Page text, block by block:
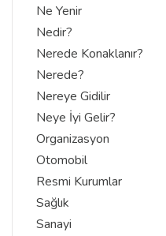
Ne Yenir
Nedir?
Nerede Konaklanır?
Nerede?
Nereye Gidilir
Neye İyi Gelir?
Organizasyon
Otomobil
Resmi Kurumlar
Sağlık
Sanayi